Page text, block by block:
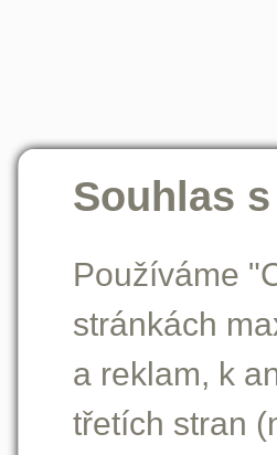
Souhlas
Používáme
stránkách
a reklam, k
třetích stran